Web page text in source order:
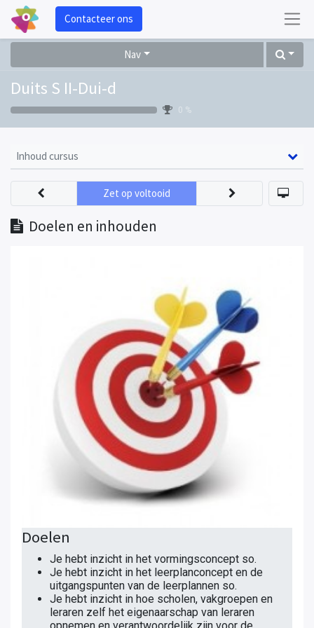
Contacteer ons
Nav
Duits S II-Dui-d
0 %
Inhoud cursus
Doelen en inhouden
Zet op voltooid
Doelen
Je hebt inzicht in het vormingsconcept so.
Je hebt inzicht in het leerplanconcept en de
uitgangspunten van de leerplannen so.
Je hebt inzicht in hoe scholen, vakgroepen en
leraren zelf het eigenaarschap van leraren
opnemen en verantwoordelijk zijn voor de